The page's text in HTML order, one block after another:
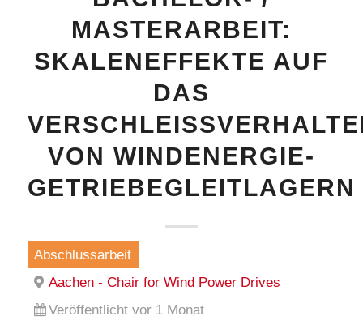
MASTERARBEIT:
SKALENEFFEKTE AUF
DAS
VERSCHLEISSVERHALTEN
ON WINDENERGIE-G
ETRIEBEGLEITLAGERN
Abschlussarbeit
Aachen - Chair for Wind Power Drives
Veröffentlicht vor 1 Monat